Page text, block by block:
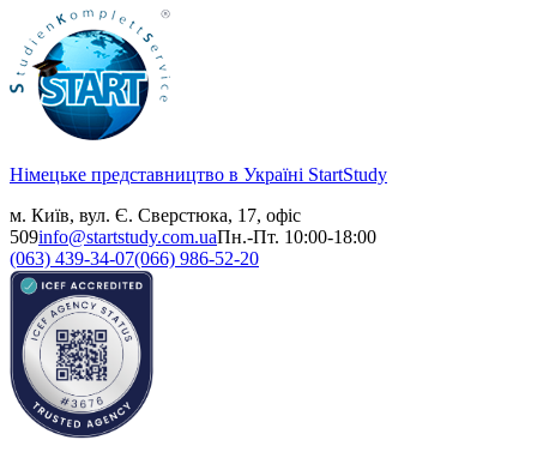
Німецьке представництво в Україні StartStudy
м. Київ, вул. Є. Сверстюка, 17, офіс
509info@startstudy.com.uaПн.-Пт. 10:00-18:00
(063) 439-34-07(066) 986-52-20